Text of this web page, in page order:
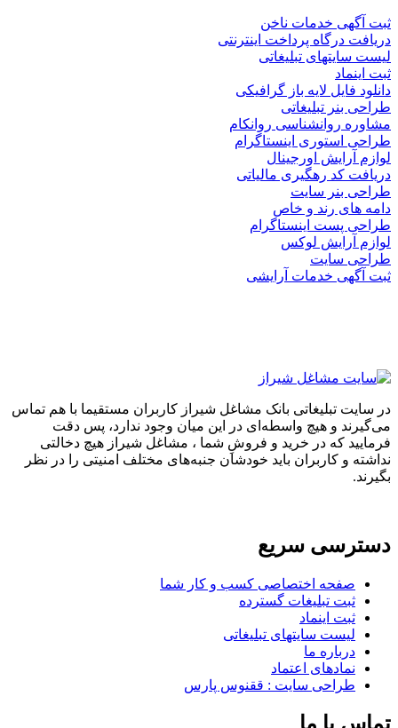
ثبت آگهی خدمات ناخن
دریافت درگاه پرداخت اینترنتی
لیست سایتهای تبلیغاتی
ثبت اینماد
دانلود فایل لایه باز گرافیکی
طراحی بنر تبلیغاتی
مشاوره روانشناسی روانکام
طراحی استوری اینستاگرام
لوازم آرایش اورجینال
دریافت کد رهگیری مالیاتی
طراحی بنر سایت
دامه های رند و خاص
طراحی پست اینستاگرام
لوازم آرایش لوکس
طراحی سایت
ثبت آگهی خدمات آرایشی
در سایت تبلیغاتی بانک مشاغل شیراز کاربران مستقیما با هم تماس
می‌گیرند و هیچ واسطه‌ای در این میان وجود ندارد، پس دقت
فرمایید که در خرید و فروشِ شما ، مشاغل شیراز هیچ دخالتی
نداشته و کاربران باید خودشان جنبه‌های مختلف امنیتی را در نظر
بگیرند.
دسترسی سریع
صفحه اختصاصی کسب و کار شما
ثبت تبلیغات گسترده
ثبت اینماد
لیست سایتهای تبلیغاتی
درباره ما
نمادهای اعتماد
طراحی سایت : ققنوس پارس